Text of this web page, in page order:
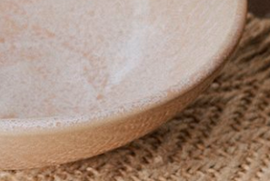
Pavani Pink